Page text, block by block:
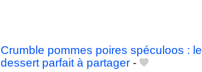
Crumble pommes poires spéculoos : le
dessert parfait à partager-